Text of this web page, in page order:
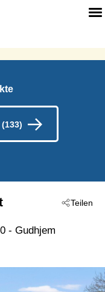
Teilen
- Gudhjem